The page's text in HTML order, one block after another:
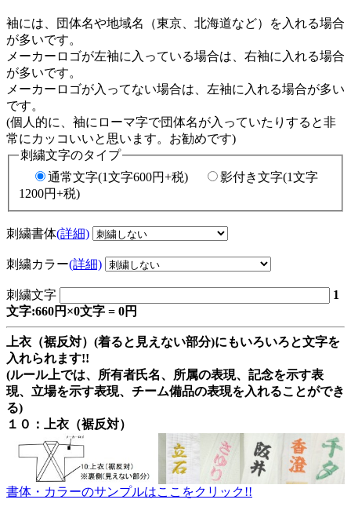
袖には、団体名や地域名（東京、北海道など）を入れる場合
が多いです。
メーカーロゴが左袖に入っている場合は、右袖に入れる場合
が多いです。
メーカーロゴが入ってない場合は、左袖に入れる場合が多い
です。
(個人的に、袖にローマ字で団体名が入っていたりすると非
常にカッコいいと思います。お勧めです)
刺繍文字のタイプ
通常文字(1文字600円+税)
影付き文字(1文字
1200円+税)
刺繍書体(詳細)
刺繍カラー(詳細)
刺繍文字
1
文字:660円×0文字 = 0円
上衣（裾反対）(着ると見えない部分)にもいろいろと文字を
入れられます!!
(ルール上では、所有者氏名、所属の表現、記念を示す表
現、立場を示す表現、チーム備品の表現を入れることができ
る)
１０：上衣（裾反対）
書体・カラーのサンプルはここをクリック!!